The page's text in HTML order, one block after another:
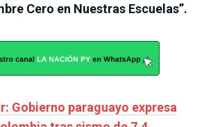
Cero en Nuestras Escuelas”.
Gobierno paraguayo expresa